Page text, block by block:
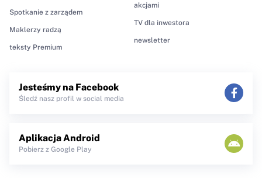
Spotkanie z zarządem
Maklerzy radzą
teksty Premium
akcjami
TV dla inwestora
newsletter
Jesteśmy na Facebook
Śledź nasz profil w social media
Aplikacja Android
Pobierz z Google Play